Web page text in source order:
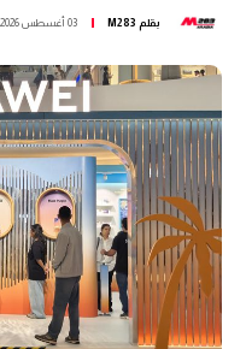
بقلم M283 03 أغسطس 2026